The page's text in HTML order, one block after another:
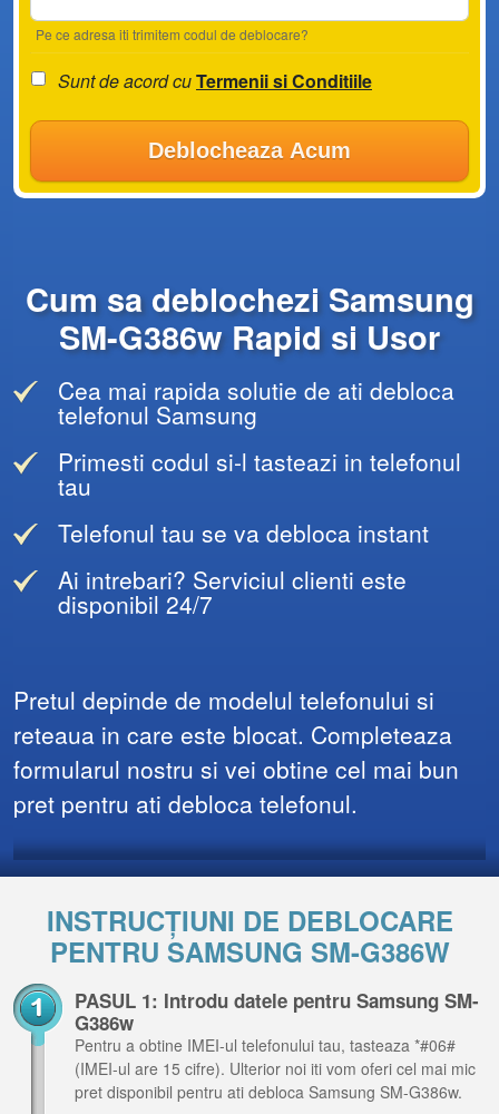
Pe ce adresa iti trimitem codul de deblocare?
Sunt de acord cuTermenii si Conditiile
Deblocheaza Acum
Cum sa deblochezi Samsung
SM-G386w Rapid si Usor
Cea mai rapida solutie de ati debloca
telefonul Samsung
Primesti codul si-l tasteazi in telefonul
tau
Telefonul tau se va debloca instant
Ai intrebari? Serviciul clienti este
disponibil 24/7
Pretul depinde de modelul telefonului si
reteaua in care este blocat. Completeaza
formularul nostru si vei obtine cel mai bun
pret pentru ati debloca telefonul.
INSTRUCȚIUNI DE DEBLOCARE
PENTRU SAMSUNG SM-G386W
PASUL 1: Introdu datele pentru Samsung SM-
G386w
Pentru a obtine IMEI-ul telefonului tau, tasteaza *#06#
(IMEI-ul are 15 cifre). Ulterior noi iti vom oferi cel mai mic
pret disponibil pentru ati debloca Samsung SM-G386w.